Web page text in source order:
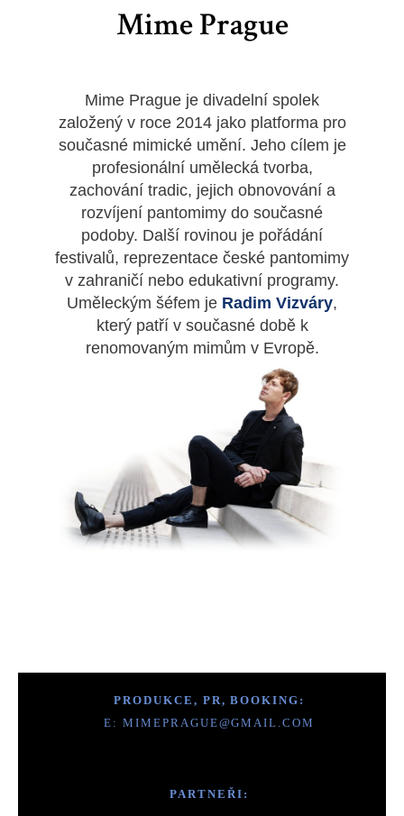
Mime Prague
Mime Prague je divadelní spolek
založený v roce 2014 jako platforma pro
současné mimické umění. Jeho cílem je
profesionální umělecká tvorba,
zachování tradic, jejich obnovování a
rozvíjení pantomimy do současné
podoby. Další rovinou je pořádání
festivalů, reprezentace české pantomimy
v zahraničí nebo edukativní programy.
Uměleckým šéfem je Radim Vizváry,
který patří v současné době k
renomovaným mimům v Evropě.
PRODUKCE, PR, BOOKING:
E:MIMEPRAGUE@GMAIL.COM
PARTNEŘI: